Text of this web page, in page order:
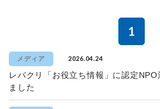
1
メディア 2026.04.24
レバクリ「お役立ち情報」に認定
ました